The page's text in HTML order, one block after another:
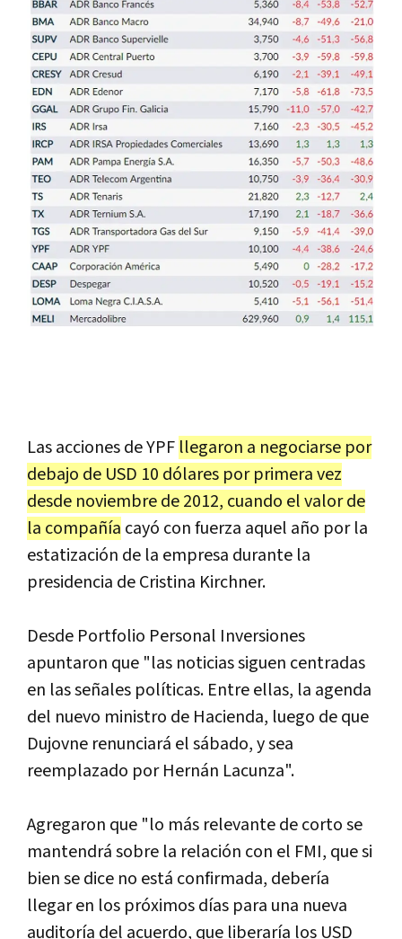
Las acciones de YPF llegaron a negociarse por
debajo de USD 10 dólares por primera vez
desde noviembre de 2012, cuando el valor de
la compañía cayó con fuerza aquel año por la
estatización de la empresa durante la
presidencia de Cristina Kirchner.
Desde Portfolio Personal Inversiones
apuntaron que "las noticias siguen centradas
en las señales políticas. Entre ellas, la agenda
del nuevo ministro de Hacienda, luego de que
Dujovne renunciará el sábado, y sea
reemplazado por Hernán Lacunza".
Agregaron que "lo más relevante de corto se
mantendrá sobre la relación con el FMI, que si
bien se dice no está confirmada, debería
llegar en los próximos días para una nueva
auditoría del acuerdo, que liberaría los USD